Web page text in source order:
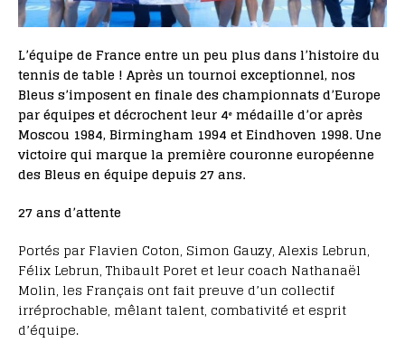
L’équipe de France entre un peu plus dans l’histoire du
tennis de table ! Après un tournoi exceptionnel, nos
Bleus s’imposent en finale des championnats d’Europe
par équipes et décrochent leur 4ᵉ médaille d’or après
Moscou 1984, Birmingham 1994 et Eindhoven 1998. Une
victoire qui marque la première couronne européenne
des Bleus en équipe depuis 27 ans.
27 ans d’attente
Portés par Flavien Coton, Simon Gauzy, Alexis Lebrun,
Félix Lebrun, Thibault Poret et leur coach Nathanaël
Molin, les Français ont fait preuve d’un collectif
irréprochable, mêlant talent, combativité et esprit
d’équipe.